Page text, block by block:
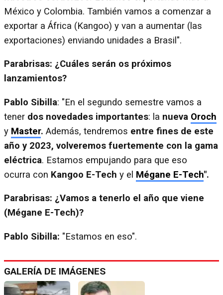
México y Colombia. También vamos a comenzar a
exportar a África (Kangoo) y van a aumentar (las
exportaciones) enviando unidades a Brasil".
Parabrisas: ¿Cuáles serán os próximos
lanzamientos?
Pablo Sibilla: "En el segundo semestre vamos a
tener dos novedades importantes: la nueva Oroch
y Master. Además, tendremos entre fines de este
año y 2023, volveremos fuertemente con la gama
eléctrica. Estamos empujando para que eso
ocurra con Kangoo E-Tech y el Mégane E-Tech".
Parabrisas: ¿Vamos a tenerlo el año que viene
(Mégane E-Tech)?
Pablo Sibilla: "Estamos en eso".
GALERÍA DE IMÁGENES